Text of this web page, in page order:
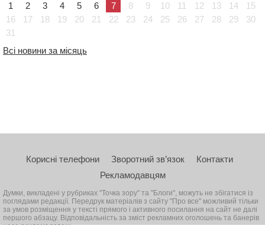
1
2 3 4 5 6 7 8 9 10 11 12 13 14
15
16
17 18 19 20 21 22 23 24 25 26 27 28 29
30
31
Всі новини за місяць
Корисні телефони Зворотний зв’язок
Контакти
Рекламодавцям
Думки, викладені у рубриках "Точка зору" та "Блоги", можуть не збігатися із
поглядами редакції. Передрук матеріалів з сайту "Про все" можливий тільки
за умов розміщення у тексті прямого і активного посилання на сайт не далі
першого абзацу. Відповідальність за зміст рекламних оголошень та банерів
несе рекламодавець